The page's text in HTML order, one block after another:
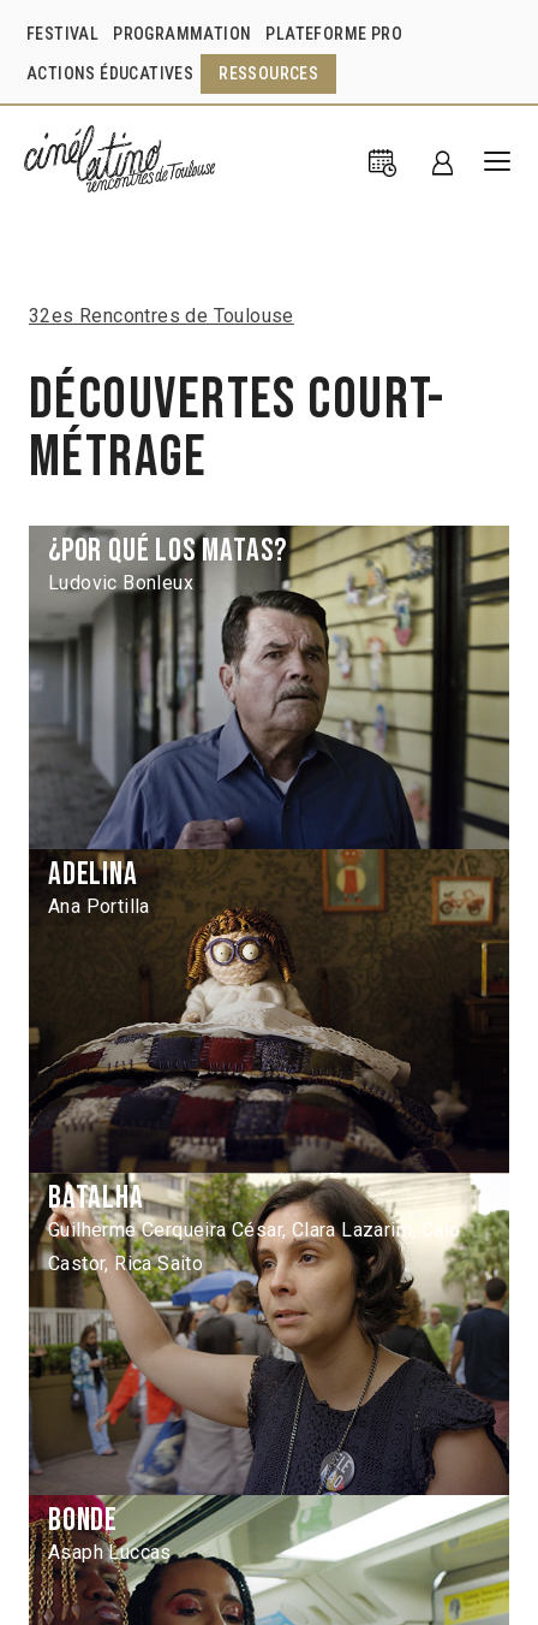
FESTIVAL PROGRAMMATION PLATEFORME PRO
ACTIONS ÉDUCATIVES RESSOURCES
32es Rencontres de Toulouse
Découvertes Court-
métrage
¿Por qué los matas?
Ludovic Bonleux
Adelina
Ana Portilla
Batalha
Guilherme Cerqueira César, Clara Lazarim, Caio
Castor, Rica Saito
Bonde
Asaph Luccas